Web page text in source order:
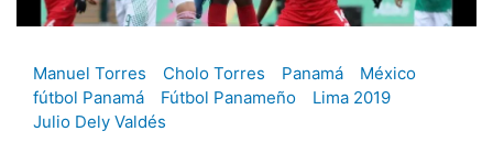
Manuel Torres Cholo Torres Panamá
México
fútbol Panamá
Fútbol Panameño
Lima 2019
Julio Dely Valdés